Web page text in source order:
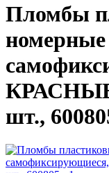
Пломбы
шт.,